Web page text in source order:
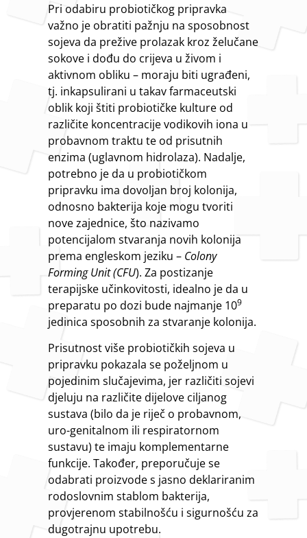
Pri odabiru probiotičkog pripravka
važno je obratiti pažnju na sposobnost
sojeva da prežive prolazak kroz želučane
sokove i dođu do crijeva u živom i
aktivnom obliku – moraju biti ugrađeni,
tj. inkapsulirani u takav farmaceutski
oblik koji štiti probiotičke kulture od
različite koncentracije vodikovih iona u
probavnom traktu te od prisutnih
enzima (uglavnom hidrolaza). Nadalje,
potrebno je da u probiotičkom
pripravku ima dovoljan broj kolonija,
odnosno bakterija koje mogu tvoriti
nove zajednice, što nazivamo
potencijalom stvaranja novih kolonija
prema engleskom jeziku – Colony
Forming Unit (CFU). Za postizanje
terapijske učinkovitosti, idealno je da u
preparatu po dozi bude najmanje 109
jedinica sposobnih za stvaranje kolonija.
Prisutnost više probiotičkih sojeva u
pripravku pokazala se poželjnom u
pojedinim slučajevima, jer različiti sojevi
djeluju na različite dijelove ciljanog
sustava (bilo da je riječ o probavnom,
uro-genitalnom ili respiratornom
sustavu) te imaju komplementarne
funkcije. Također, preporučuje se
odabrati proizvode s jasno deklariranim
rodoslovnim stablom bakterija,
provjerenom stabilnošću i sigurnošću za
dugotrajnu upotrebu.